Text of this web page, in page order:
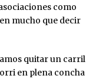
como
mucho que decir
quitar un carril
en plena concha